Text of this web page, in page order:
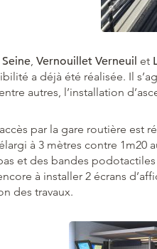
, Vernouillet Verneuil et
a déjà été réalisée. Il
autres, l’installation
par la gare routière est
à 3 mètres contre 1m20
et des bandes
à installer 2 écrans
des travaux.